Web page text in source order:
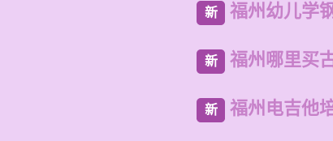
新 福州幼儿学
新 福州哪里买
新 福州电吉他